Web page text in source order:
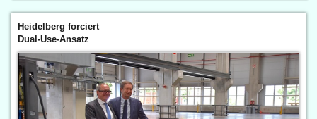
Heidelberg forciert
Dual-Use-Ansatz